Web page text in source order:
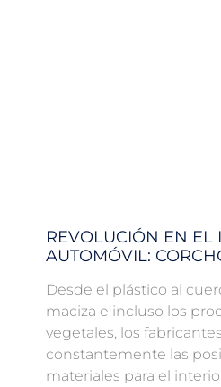
REVOLUCIÓN EN EL
AUTOMÓVIL:
Desde el plástico al
maciza e incluso los
vegetales, los
constantemente las
materiales para el